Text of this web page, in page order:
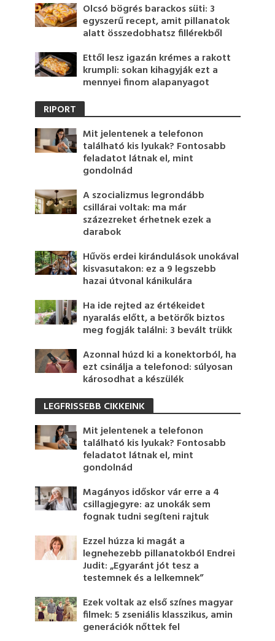
Olcsó bögrés barackos süti: 3
egyszerű recept, amit pillanatok
alatt összedobhatsz fillérekből
Ettől lesz igazán krémes a rakott
krumpli: sokan kihagyják ezt a
mennyei finom alapanyagot
RIPORT
Mit jelentenek a telefonon
található kis lyukak? Fontosabb
feladatot látnak el, mint
gondolnád
A szocializmus legrondább
csillárai voltak: ma már
százezreket érhetnek ezek a
darabok
Hűvös erdei kirándulások unokával
kisvasutakon: ez a 9 legszebb
hazai útvonal kánikulára
Ha ide rejted az értékeidet
nyaralás előtt, a betörők biztos
meg fogják találni: 3 bevált trükk
Azonnal húzd ki a konektorból, ha
ezt csinálja a telefonod: súlyosan
károsodhat a készülék
LEGFRISSEBB CIKKEINK
Mit jelentenek a telefonon
található kis lyukak? Fontosabb
feladatot látnak el, mint
gondolnád
Magányos időskor vár erre a 4
csillagjegyre: az unokák sem
fognak tudni segíteni rajtuk
Ezzel húzza ki magát a
legnehezebb pillanatokból Endrei
Judit: „Egyaránt jót tesz a
testemnek és a lelkemnek”
Ezek voltak az első színes magyar
filmek: 5 zseniális klasszikus, amin
generációk nőttek fel